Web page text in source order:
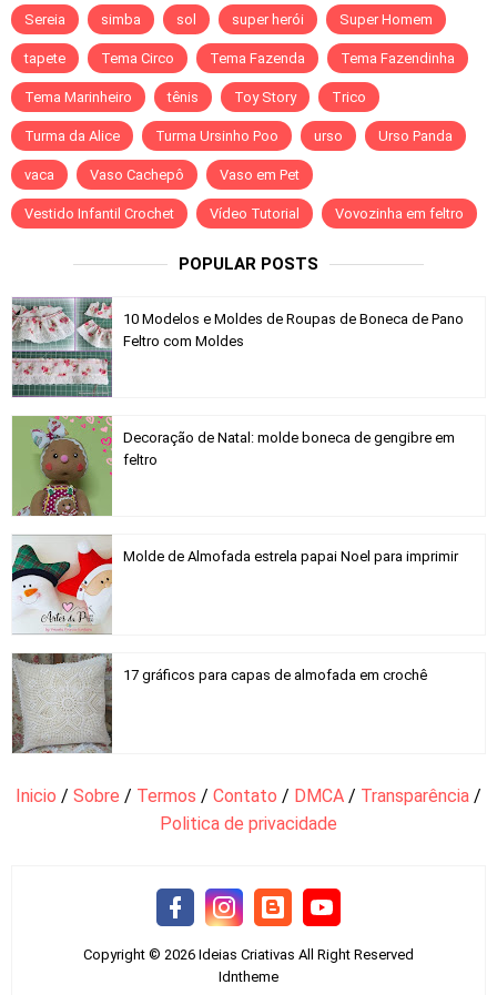
Sereia simba sol super herói Super Homem
tapete Tema Circo Tema Fazenda Tema Fazendinha
Tema Marinheiro tênis Toy Story Trico
Turma da Alice Turma Ursinho Poo urso Urso Panda
vaca Vaso Cachepô Vaso em Pet
Vestido Infantil Crochet Vídeo Tutorial Vovozinha em feltro
POPULAR POSTS
10 Modelos e Moldes de Roupas de Boneca de Pano
Feltro com Moldes
Decoração de Natal: molde boneca de gengibre em
feltro
Molde de Almofada estrela papai Noel para imprimir
17 gráficos para capas de almofada em crochê
Inicio / Sobre / Termos / Contato / DMCA / Transparência /
Politica de privacidade
Copyright © 2026 Ideias Criativas All Right Reserved
Idntheme